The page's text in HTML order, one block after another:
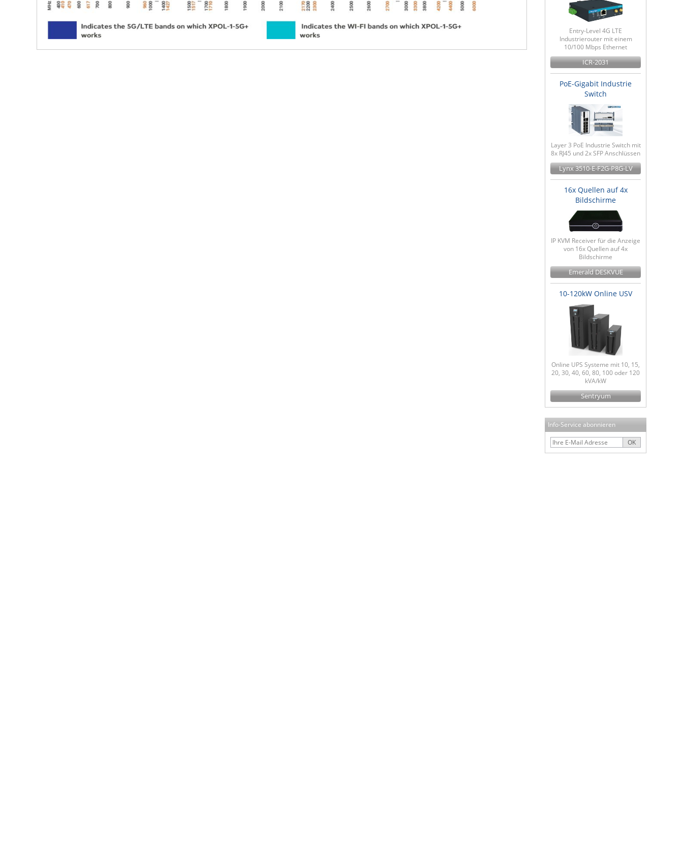
Entry-Level 4G LTE
Industrierouter mit einem
10/100 Mbps Ethernet
ICR-2031
PoE-Gigabit Industrie
Switch
Layer 3 PoE Industrie Switch mit
8x RJ45 und 2x SFP Anschlüssen
Lynx 3510-E-F2G-P8G-LV
16x Quellen auf 4x
Bildschirme
IP KVM Receiver für die Anzeige
von 16x Quellen auf 4x
Bildschirme
Emerald DESKVUE
10-120kW Online USV
Online UPS Systeme mit 10, 15,
20, 30, 40, 60, 80, 100 oder 120
kVA/kW
Sentryum
Info-Service abonnieren
OK